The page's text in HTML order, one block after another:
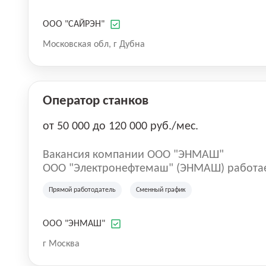
нового продукта Инкапсуляции в сфере
на качественном оборудовании и
аналитической и коллоидной химии, то
ООО "САЙРЭН"
Московская обл, г Дубна
Оператор станков
от 50 000 до 120 000 руб./мес.
Вакансия компании ООО "ЭНМАШ"
ООО "Электронефтемаш" (ЭНМАШ)
также электроизоляционных трубок для
Прямой работодатель Сменный график
ООО "ЭНМАШ"
г Москва